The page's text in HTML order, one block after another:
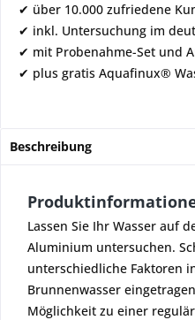
✔ über 10.000 zufriedene
✔ inkl. Untersuchung im
✔ mit Probenahme-Set und
✔ plus gratis Aquafinux®
Beschreibung
Lassen Sie Ihr Wasser auf
Aluminium untersuchen.
unterschiedliche Faktoren
Brunnenwasser
Möglichkeit zu einer